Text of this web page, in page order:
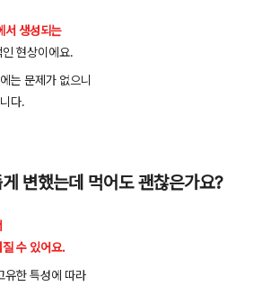
서 생성되는
현상이에요.
는 문제가 없으니
다.
변했는데 먹어도 괜찮은가요?
수 있어요.
유한특성에 따라